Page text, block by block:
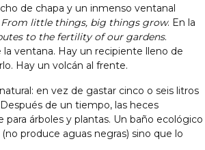
de chapa y un inmenso ventanal
From little things, big things grow. En la
to the fertility of our gardens.
ventana. Hay un recipiente lleno de
Hay un volcán al frente.
en vez de gastar cinco o seis litros
de un tiempo, las heces
árboles y plantas. Un baño ecológico
(no produce aguas negras) sino que lo